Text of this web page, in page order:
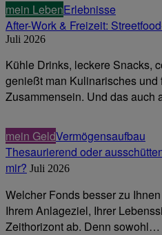
mein LebenErlebnisse
After-Work & Freizeit:
Juli 2026
Kühle Drinks, leckere Snacks,
genießt man Kulinarisches
Zusammensein. Und das
mein GeldVermögensaufbau
Thesaurierend oder
mir? Juli 2026
Welcher Fonds besser zu
Ihrem Anlageziel, Ihrer
Zeithorizont ab. Denn sowohl…